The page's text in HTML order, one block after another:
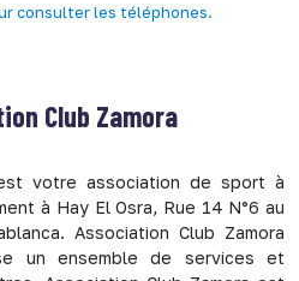
consulter les téléphones.
Club Zamora
votre association de sport à
à Hay El Osra, Rue 14 N°6 au
Association Club Zamora
un ensemble de services et